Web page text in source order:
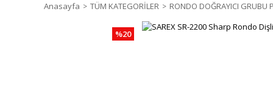
Anasayfa TÜM KATEGORİLER RONDO DOĞRAYICI GRUBU
%20